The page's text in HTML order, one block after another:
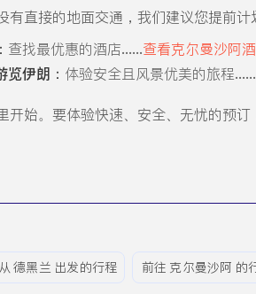
有直接的地面交通，我们建议您提前计
查找最优惠的酒店......查看克尔曼沙阿
览伊朗： 体验安全且风景优美的旅程
开始。要体验快速、安全、无忧的预订
从 德黑兰 出发的行程 前往 克尔曼沙阿 的